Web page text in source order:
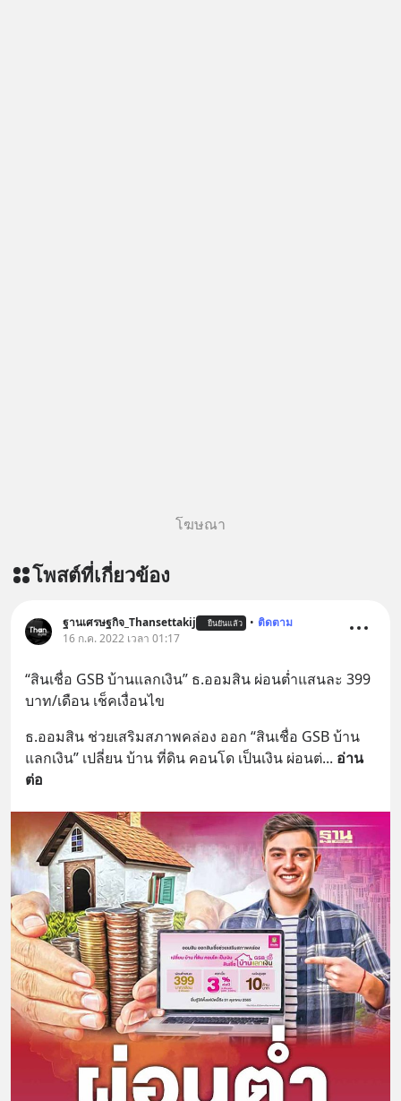
โฆษณา
โพสต์ที่เกี่ยวข้อง
ฐานเศรษฐกิจ_Thansettakij ยืนยันแล้ว • ติดตาม
16 ก.ค. 2022 เวลา 01:17
“สินเชื่อ GSB บ้านแลกเงิน” ธ.ออมสิน ผ่อนต่ำแสนละ 399
บาท/เดือน เช็คเงื่อนไข
ธ.ออมสิน ช่วยเสริมสภาพคล่อง ออก “สินเชื่อ GSB บ้าน
แลกเงิน” เปลี่ยน บ้าน ที่ดิน คอนโด เป็นเงิน ผ่อนต่... อ่าน
ต่อ